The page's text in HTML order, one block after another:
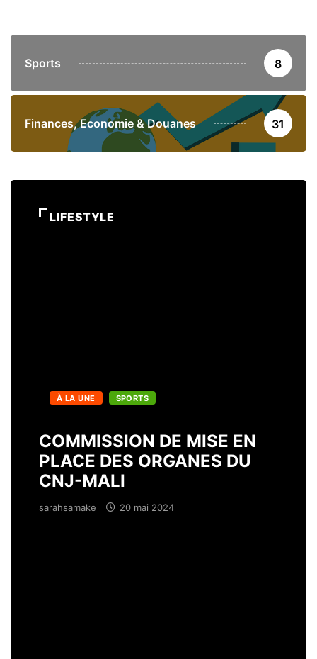
Sports 8
Finances, Economie & Douanes 31
LIFESTYLE
À LA UNE SPORTS
COMMISSION DE MISE EN
PLACE DES ORGANES DU
CNJ-MALI
sarahsamake 20 mai 2024